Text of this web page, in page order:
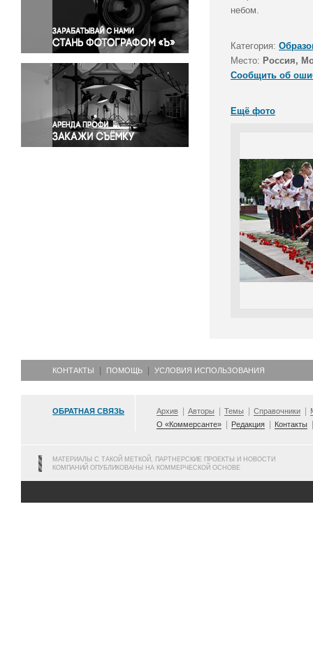
Правосудие
Происшествия и конфликты
Религия
Светская жизнь
Спорт
Экология
Экономика и бизнес
небом.
Категория:
Место: Россия,
Сообщить об
Ещё фото
КОНТАКТЫ ПОМОЩЬ УСЛОВИЯ ИСПОЛЬЗОВАНИЯ
ОБРАТНАЯ СВЯЗЬ Архив Авторы Темы Справочники
О «Коммерсанте»
Редакция Контакты
МАТЕРИАЛЫ С ТАКОЙ МЕТКОЙ, ПАРТНЕРСКИЕ ПРОЕКТЫ И НОВОСТИ
КОМПАНИЙ ОПУБЛИКОВАНЫ НА КОММЕРЧЕСКОЙ ОСНОВЕ